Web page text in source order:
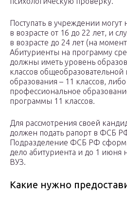
Поступать в учреждении
в возрасте от 16 до 22 лет, и
в возрасте до 24 лет (на
Абитуриенты на программу
должны иметь уровень
классов
образования – 11 классов,
профессиональное
программы 11 классов.
Для рассмотрения своей
должен подать рапорт в ФСБ
Подразделение ФСБ РФ
дело абитуриента и до 1 июня
ВУЗ.
Какие нужно